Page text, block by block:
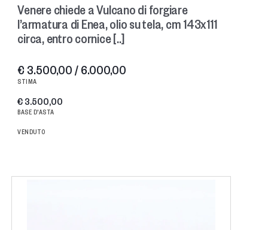
Venere chiede a Vulcano di forgiare
l’armatura di Enea, olio su tela, cm 143x111
circa, entro cornice [..]
€ 3.500,00 / 6.000,00
STIMA
€ 3.500,00
BASE D'ASTA
VENDUTO